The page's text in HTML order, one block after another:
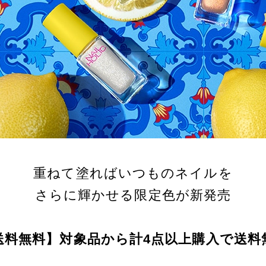
重ねて塗ればいつものネイルを
さらに輝かせる限定色が新発売
料無料】対象品から計4点以上購入で送料